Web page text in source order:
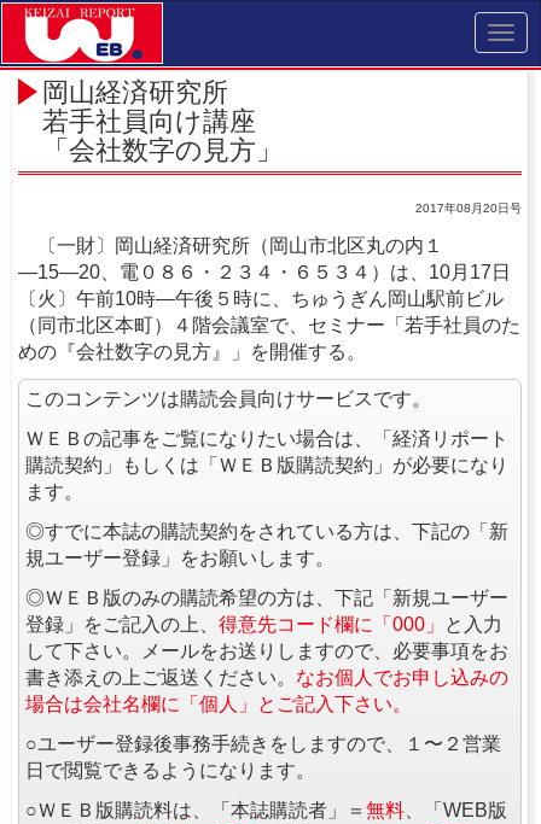
岡山経済研究所
若手社員向け講座
「会社数字の見方」
2017年08月20日号
〔一財〕岡山経済研究所（岡山市北区丸の内１
―15―20、電０８６・２３４・６５３４）は、10月17日
〔火〕午前10時―午後５時に、ちゅうぎん岡山駅前ビル
（同市北区本町）４階会議室で、セミナー「若手社員のた
めの『会社数字の見方』」を開催する。
このコンテンツは購読会員向けサービスです。
ＷＥＢの記事をご覧になりたい場合は、「経済リポート
購読契約」もしくは「ＷＥＢ版購読契約」が必要になり
ます。
◎すでに本誌の購読契約をされている方は、下記の「新
規ユーザー登録」をお願いします。
◎ＷＥＢ版のみの購読希望の方は、下記「新規ユーザー
登録」をご記入の上、 得意先コード欄に「000」
と入力
して下さい。メールをお送りしますので、必要事項をお
書き添えの上ご返送ください。 なお個人でお申し込みの
場合は会社名欄に「個人」とご記入下さい。
○ユーザー登録後事務手続きをしますので、１〜２営業
日で閲覧できるようになります。
○ＷＥＢ版購読料は、「本誌購読者」＝ 無料 、「WEB版